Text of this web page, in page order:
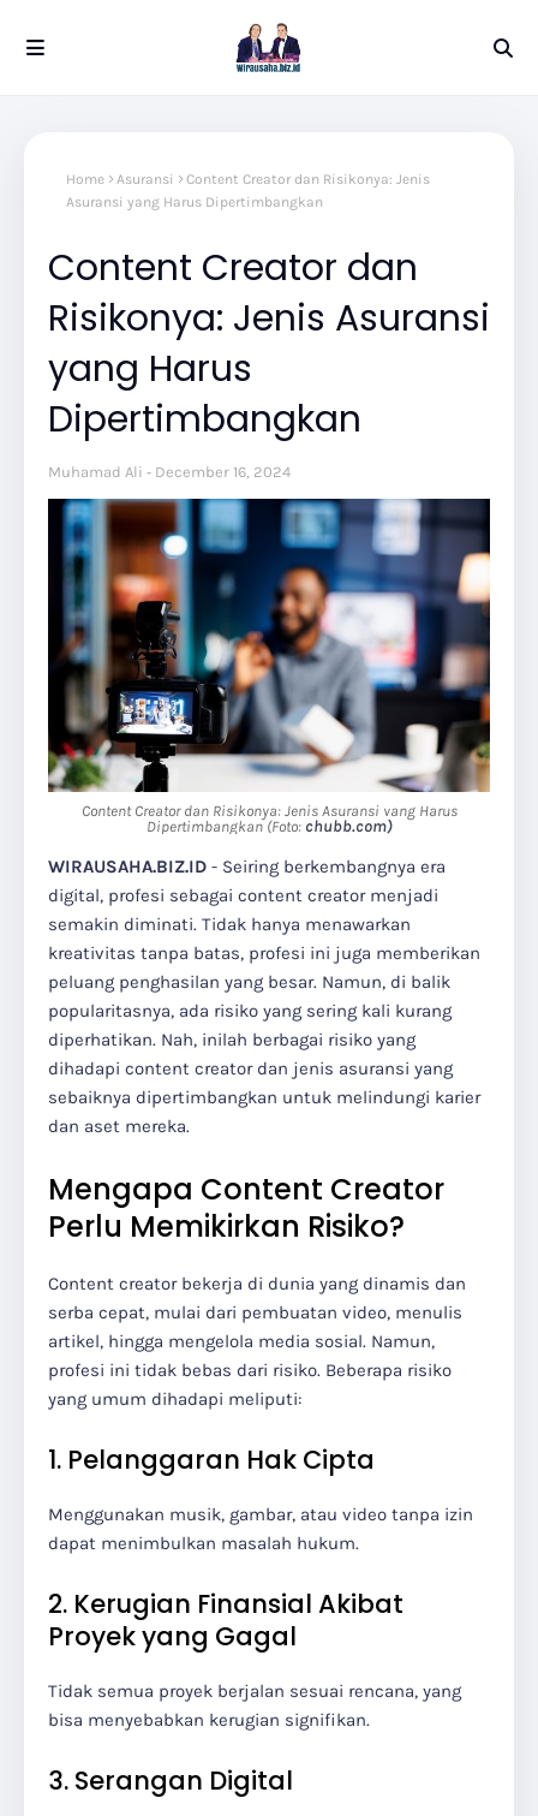
Home Asuransi
Content Creator dan Risikonya: Jenis
Asuransi yang Harus Dipertimbangkan
Content Creator dan
Risikonya: Jenis Asuransi
yang Harus
Dipertimbangkan
Muhamad Ali December 16, 2024
Content Creator dan Risikonya: Jenis Asuransi yang Harus
Dipertimbangkan (Foto: chubb.com)
WIRAUSAHA.BIZ.ID - Seiring berkembangnya era
digital, profesi sebagai content creator menjadi
semakin diminati. Tidak hanya menawarkan
kreativitas tanpa batas, profesi ini juga memberikan
peluang penghasilan yang besar. Namun, di balik
popularitasnya, ada risiko yang sering kali kurang
diperhatikan. Nah, inilah berbagai risiko yang
dihadapi content creator dan jenis asuransi yang
sebaiknya dipertimbangkan untuk melindungi karier
dan aset mereka.
Mengapa Content Creator
Perlu Memikirkan Risiko?
Content creator bekerja di dunia yang dinamis dan
serba cepat, mulai dari pembuatan video, menulis
artikel, hingga mengelola media sosial. Namun,
profesi ini tidak bebas dari risiko. Beberapa risiko
yang umum dihadapi meliputi:
1. Pelanggaran Hak Cipta
Menggunakan musik, gambar, atau video tanpa izin
dapat menimbulkan masalah hukum.
2. Kerugian Finansial Akibat
Proyek yang Gagal
Tidak semua proyek berjalan sesuai rencana, yang
bisa menyebabkan kerugian signifikan.
3. Serangan Digital